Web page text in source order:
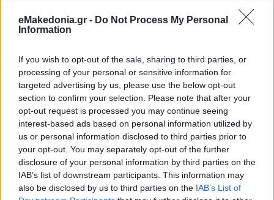
eMakedonia.gr - Do Not Process My Personal
Information
If you wish to opt-out of the sale, sharing to third parties, or
processing of your personal or sensitive information for
targeted advertising by us, please use the below opt-out
section to confirm your selection. Please note that after your
opt-out request is processed you may continue seeing
interest-based ads based on personal information utilized by
us or personal information disclosed to third parties prior to
your opt-out. You may separately opt-out of the further
disclosure of your personal information by third parties on the
IAB’s list of downstream participants. This information may
also be disclosed by us to third parties on the IAB’s List of
ασφαλή κι αν είναι τα συστήματα, ο ανθρώπινος
παράγοντας παραμένει ο πιο αδύναμος κρίκος. Αν οι
χρήστες πειστούν να δώσουν κωδικούς (π.χ. OTP), αν δεν
χρησιμοποιούν έλεγχο ταυτότητας δύο παραγόντων ή αν
αποθηκεύουν κωδικούς σε απλά αρχεία κειμένου, η
παραβίαση είναι εύκολη. Δεν είναι σενάρια επιστημονικής
φαντασίας, τα έχουμε δει να συμβαίνουν» είπε,
αναφέροντας ως παράδειγμα την παλαιότερη επίθεση στο
Κτηματολόγιο, η οποία ξεκίνησε από διαρροή κωδικών
firewall που ήταν γραμμένοι σε αρχείο κειμένου. Η εισβολή
αναχαιτίστηκε και πλέον το Κτηματολόγιο μεταφέρθηκε
πλήρως σε υποδομές cloud για μεγαλύτερη ασφάλεια και
διαθεσιμότητα δεδομένων. «Στο δημόσιο συνεχίζουμε να
επενδύουμε σε σύγχρονες υποδομές, έχοντας κάνει το data
classification» γιατί όπως είπε δεν είναι εύκολο στο δημόσιο